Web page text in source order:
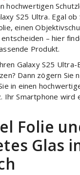
hochwertigen
S25 Ultra. Egal ob
einen
– hier
Produkt.
Galaxy S25 Ultra-
Dann zögern Sie
in einen
Ihr Smartphone wird
Folie
Glas